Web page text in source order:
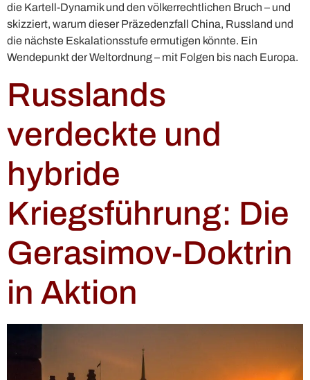
die Kartell-Dynamik und den völkerrechtlichen Bruch – und
skizziert, warum dieser Präzedenzfall China, Russland und
die nächste Eskalationsstufe ermutigen könnte. Ein
Wendepunkt der Weltordnung – mit Folgen bis nach Europa.
Russlands
verdeckte und
hybride
Kriegsführung: Die
Gerasimov-Doktrin
in Aktion